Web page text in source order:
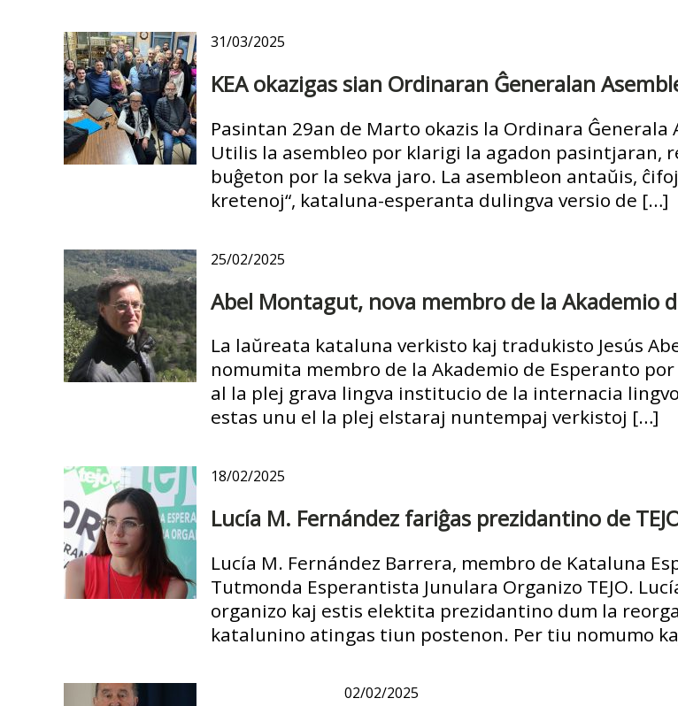
31/03/2025
KEA okazigas sian Ordinaran Ĝeneralan
Pasintan 29an de Marto okazis la Ordinara Ĝenerala
Utilis la asembleo por klarigi la agadon pasintjaran,
buĝeton por la sekva jaro. La asembleon antaŭis,
kretenoj“, kataluna-esperanta dulingva versio de […]
25/02/2025
Abel Montagut, nova membro de la Akademio
La laŭreata kataluna verkisto kaj tradukisto Jesús
nomumita membro de la Akademio de Esperanto
al la plej grava lingva institucio de la internacia
estas unu el la plej elstaraj nuntempaj verkistoj […]
18/02/2025
Lucía M. Fernández fariĝas prezidantino de
Lucía M. Fernández Barrera, membro de Kataluna
Tutmonda Esperantista Junulara Organizo TEJO.
organizo kaj estis elektita prezidantino dum la
katalunino atingas tiun postenon. Per tiu nomumo
02/02/2025